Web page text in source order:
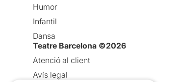
Humor
Infantil
Dansa
Teatre Barcelona ©2026
Atenció al client
Avís legal